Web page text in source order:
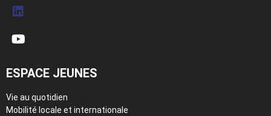
ESPACE JEUNES
Vie au quotidien
Mobilité locale et internationale